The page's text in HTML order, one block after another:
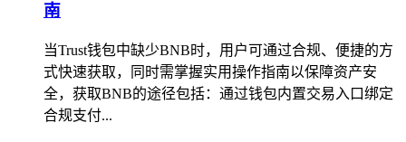
南
当Trust钱包中缺少BNB时，用户可通过合规、便捷的方
式快速获取，同时需掌握实用操作指南以保障资产安
全，获取BNB的途径包括：通过钱包内置交易入口绑定
合规支付...